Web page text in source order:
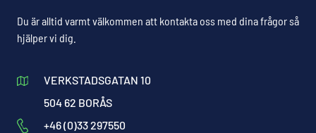
Du är alltid varmt välkommen att kontakta oss med dina frågor så
hjälper vi dig.
VERKSTADSGATAN 10
504 62 BORÅS
+46 (0)33 297550